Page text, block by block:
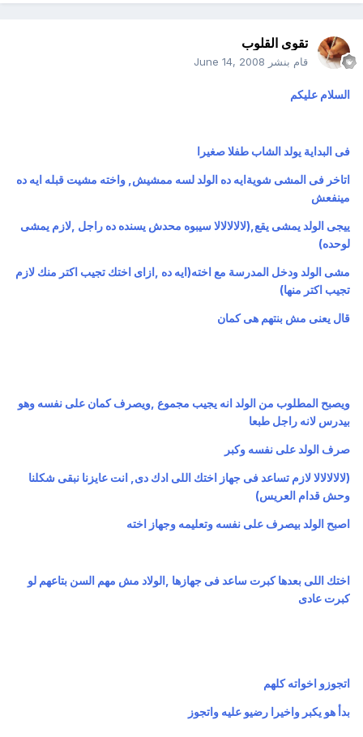
تقوى القلوب
قام بنشر June 14, 2008
السلام عليكم
فى البداية يولد الشاب طفلا صغيرا
اتاخر فى المشى شويةايه ده الولد لسه ممشيش, واخته مشيت قبله ايه ده
مينفعش
ييجى الولد يمشى يقع,(لالالالالا سيبوه محدش يسنده ده راجل ,لازم يمشى
لوحده)
مشى الولد ودخل المدرسة مع اخته(ايه ده ,ازاى اختك تجيب اكتر منك لازم
تجيب اكتر منها)
قال يعنى مش بنتهم هى كمان
ويصبح المطلوب من الولد انه يجيب مجموع ,ويصرف كمان على نفسه وهو
بيدرس لانه راجل طبعا
صرف الولد على نفسه وكبر
(لالالالالا لازم تساعد فى جهاز اختك اللى ادك دى, انت عايزنا نبقى شكلنا
وحش قدام العريس)
اصبح الولد بيصرف على نفسه وتعليمه وجهاز اخته
اختك اللى بعدها كبرت ساعد فى جهازها ,الولاد مش مهم السن بتاعهم لو
كبرت عادى
اتجوزو اخواته كلهم
بدأ هو يكبر واخيرا رضيو عليه واتجوز